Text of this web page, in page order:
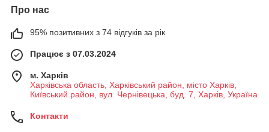
Про нас
95% позитивних з 74 відгуків за рік
Працює з 07.03.2024
м. Харків
Харківська область, Харківський район, місто Харків,
Київський район, вул. Чернівецька, буд. 7, Харків, Україна
Контакти